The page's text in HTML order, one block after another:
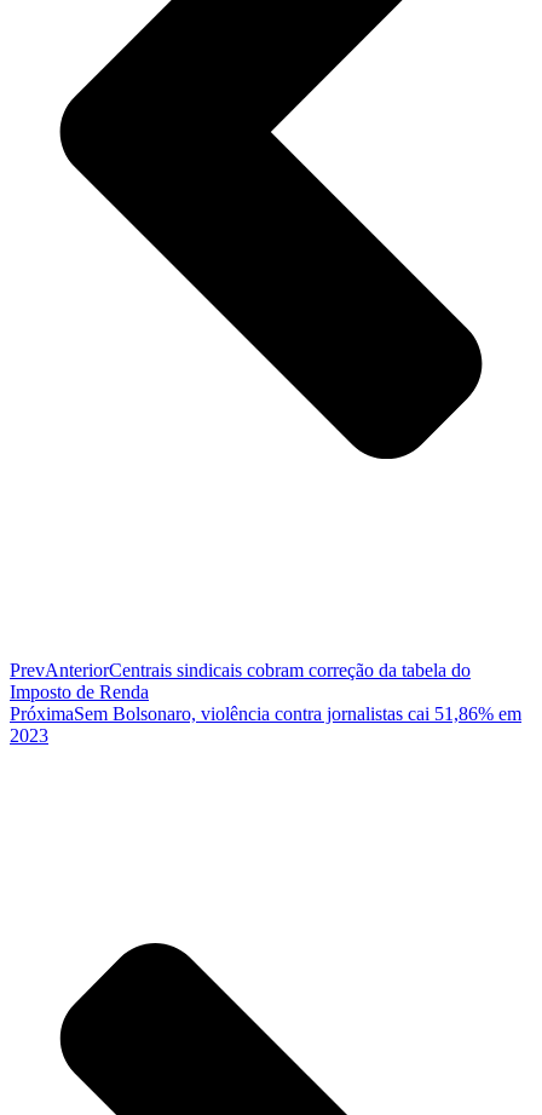
PrevAnteriorCentrais sindicais cobram correção da tabela do
Imposto de Renda
PróximaSem Bolsonaro, violência contra jornalistas cai 51,86% em
2023